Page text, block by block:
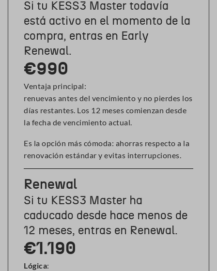
Si tu KESS3 Master todavía
está activo en el momento de la
compra, entras en Early
Renewal.
€990
Ventaja principal:
renuevas antes del vencimiento y no pierdes los
días restantes. Los 12 meses comienzan desde
la fecha de vencimiento actual.
Es la opción más cómoda: ahorras respecto a la
renovación estándar y evitas interrupciones.
Renewal
Si tu KESS3 Master ha
caducado desde hace menos de
12 meses, entras en Renewal.
€1.190
Lógica: